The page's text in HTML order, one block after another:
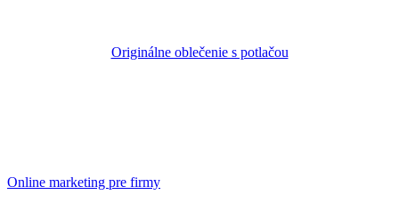
Originálne oblečenie s potlačou
Online marketing pre firmy